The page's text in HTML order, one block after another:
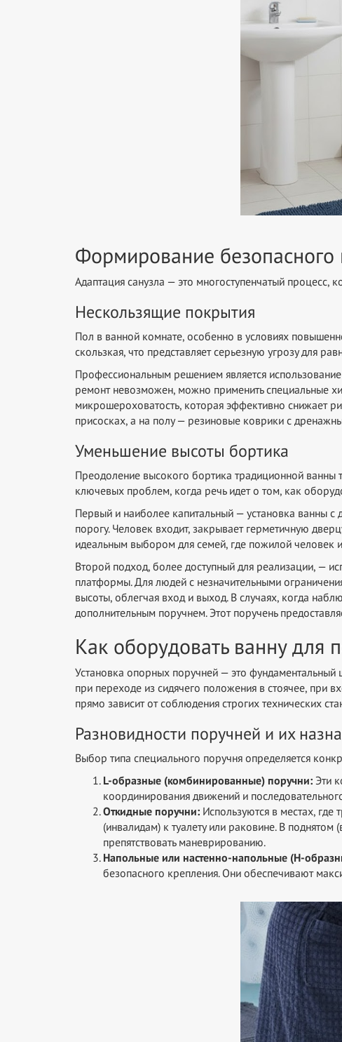
Формирование безопасного
Адаптация санузла — это многоступенчатый процесс,
Нескользящие покрытия
Пол в ванной комнате, особенно в условиях
скользкая, что представляет серьезную угрозу для
Профессиональным решением является
ремонт невозможен, можно применить специальные
микрошероховатость, которая эффективно снижает
присосках, а на полу — резиновые коврики с
Уменьшение высоты бортика
Преодоление высокого бортика традиционной ванны
ключевых проблем, когда речь идет о том, как
Первый и наиболее капитальный — установка ванны
порогу. Человек входит, закрывает герметичную
идеальным выбором для семей, где пожилой человек
Второй подход, более доступный для реализации, —
платформы. Для людей с незначительными
высоты, облегчая вход и выход. В случаях, когда
дополнительным поручнем. Этот поручень
Как оборудовать ванну для
Установка опорных поручней — это
при переходе из сидячего положения в стоячее, при
прямо зависит от соблюдения строгих технических
Разновидности поручней и их
Выбор типа специального поручня определяется
L-образные (комбинированные) поручни: Эти
координирования движений и
Откидные поручни: Используются в местах, где
(инвалидам) к туалету или раковине. В
препятствовать маневрированию.
Напольные или настенно-напольные (Н-
безопасного крепления. Они обеспечивают